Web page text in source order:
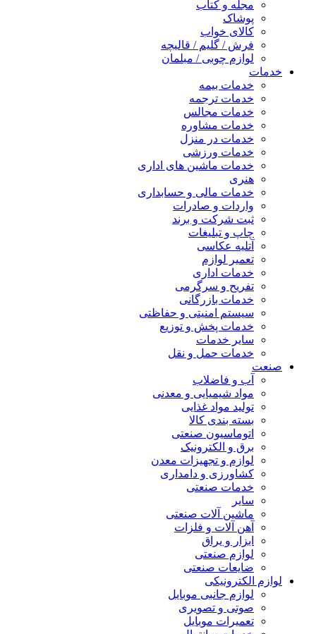
مجله و کتاب
پوشاک
کالای خواب
فرش / گلیم / قالیچه
لوازم چوبی / مبلمان
خدمات
خدمات بیمه
خدمات ترجمه
خدمات مجالس
خدمات مشاوره
خدمات در منزل
خدمات ورزشی
خدمات ماشین های اداری
هنری
خدمات مالی و حسابداری
واردات و صادرات
ثبت شرکت و برند
چاپ و تبلیغات
آتلیه عکاسی
تعمیر لوازم
خدمات اداری
تفریح و سرگرمی
خدمات بازرگانی
سیستم امنیتی و حفاظتی
خدمات پخش و توزیع
سایر خدمات
خدمات حمل و نقل
صنعت
آب و فاضلاب
مواد شیمیایی و معدنی
تولید مواد غذایی
بسته بندی کالا
اتوماسیون صنعتی
برق و الکترونیک
لوازم و تجهیزات معدن
کشاورزی و دامداری
خدمات صنعتی
سایر
ماشین آلات صنعتی
آهن آلات و فلزات
ابزار و یراق
لوازم صنعتی
ضایعات صنعتی
لوازم الکترونیکی
لوازم جانبی موبایل
صوتی و تصویری
تعمیرات موبایل